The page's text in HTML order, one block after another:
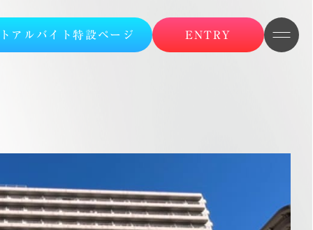
アルバイト特設ページ ENTRY